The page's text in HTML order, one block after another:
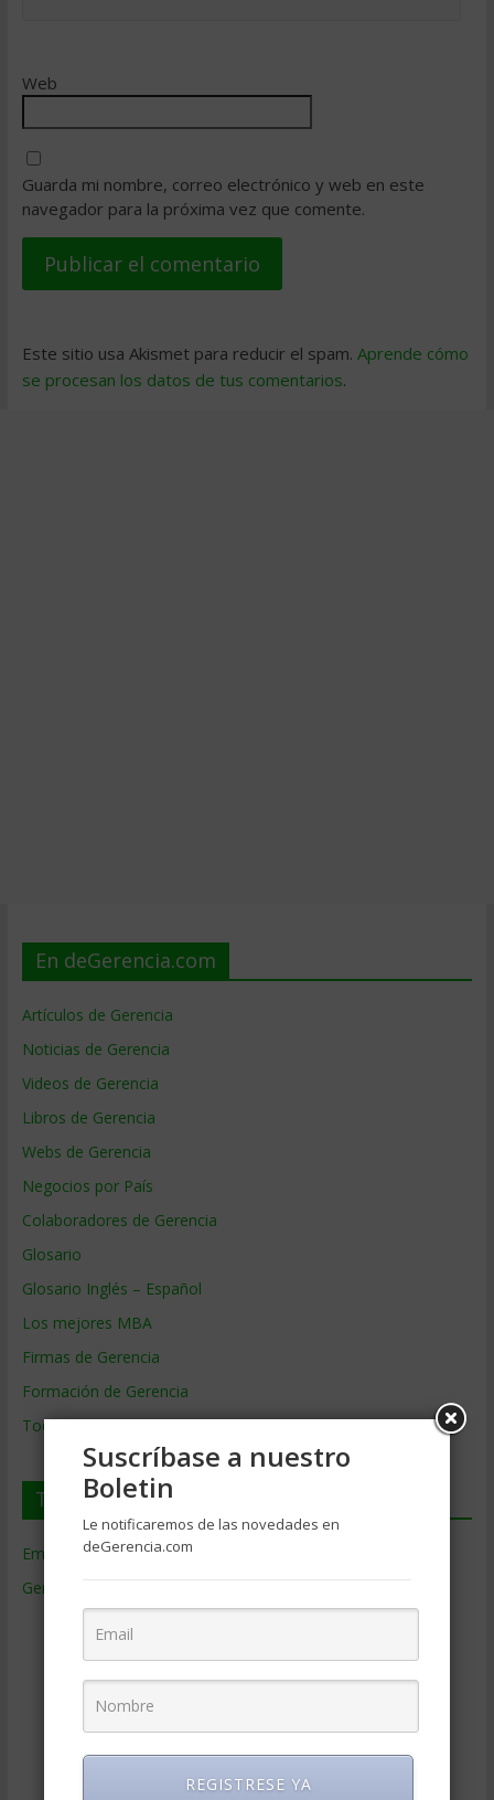
Web
Guarda mi nombre, correo electrónico y web en este
navegador para la próxima vez que comente.
Este sitio usa Akismet para reducir el spam. Aprende cómo
se procesan los datos de tus comentarios.
En deGerencia.com
Artículos de Gerencia
Noticias de Gerencia
Videos de Gerencia
Libros de Gerencia
Webs de Gerencia
Negocios por País
Colaboradores de Gerencia
Glosario
Glosario Inglés – Español
Los mejores MBA
Firmas de Gerencia
Formación de Gerencia
Todos los Temas
Temas de Gerencia
Empresas de Gerencia(38)
Gerencia
Ciencias Económicas
Educacion Gerencial(454)
Finanzas Corporativas(748)
Gerencia social y ambiental(223)
Suscríbase a nuestro
Boletin
Le notificaremos de las novedades en
deGerencia.com
REGISTRESE YA